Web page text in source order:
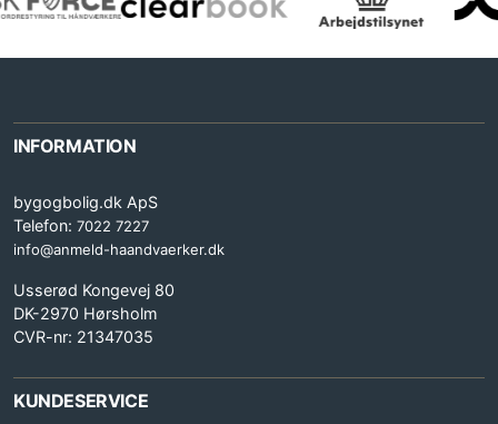
INFORMATION
bygogbolig.dk ApS
Telefon: 7022 7227
info@anmeld-haandvaerker.dk
Usserød Kongevej 80
DK-2970 Hørsholm
CVR-nr: 21347035
KUNDESERVICE